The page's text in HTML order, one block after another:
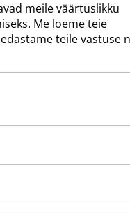
meile väärtuslikku
Me loeme teie
teile vastuse